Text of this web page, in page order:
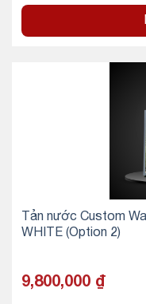
Tản nước Custom
WHITE (Option 2)
9,800,000 ₫